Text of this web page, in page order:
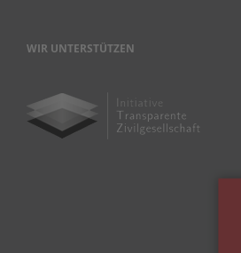
WIR UNTERSTÜTZEN